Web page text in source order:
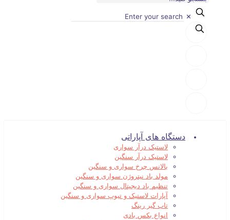
✕
دستگاه های آپاراتی
لاستیک درآر سواری
لاستیک درآر سنگین
بالانس چرخ سواری و سنگین
مولد باد نیتروژن سواری و سنگین
تنظیم باد دیجیتال سواری و سنگین
آپارات لاستیک و تیوپ سواری و سنگین
تاب گیر رینگ
انواع بکس بادی